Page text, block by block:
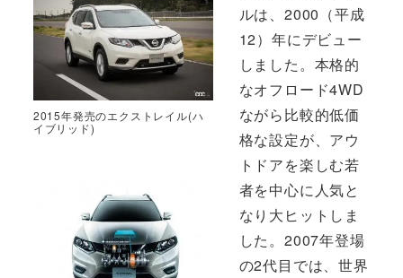
2015年発売のエクストレイル(ハ
イブリッド)
ルは、2000（平成
12）年にデビュー
しました。本格的
なオフロード4WD
ながら比較的低価
格な設定が、アウ
トドアを楽しむ若
者を中心に人気と
なり大ヒットしま
した。2007年登場
の2代目では、世界